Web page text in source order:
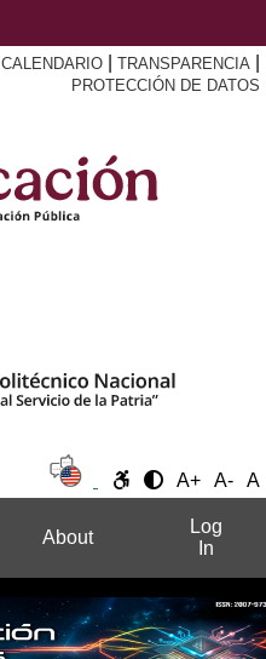
CALENDARIO TRANSPARENCIA
PROTECCIÓN DE DATOS
A+ A- A
About
Log
In